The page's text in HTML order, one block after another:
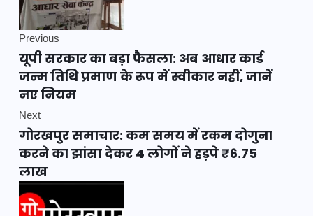
Previous
यूपी सरकार का बड़ा फैसला: अब आधार कार्ड
जन्म तिथि प्रमाण के रूप में स्वीकार नहीं, जानें
नए नियम
Next
गोरखपुर समाचार: कम समय में रकम दोगुना
करने का झांसा देकर 4 लोगों ने हड़पे ₹6.75
लाख